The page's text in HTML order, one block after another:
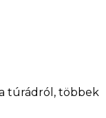
túrádról, többek